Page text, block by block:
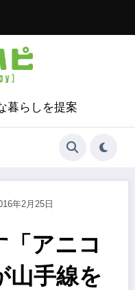
暮らしを提案
年2月25日
「アニコ
山手線を